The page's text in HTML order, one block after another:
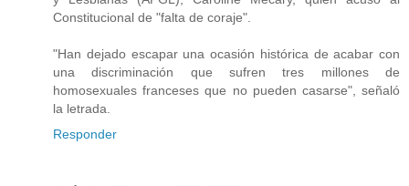
Constitucional de "falta de coraje".
"Han dejado escapar una ocasión histórica de acabar con
una discriminación que sufren tres millones de
homosexuales franceses que no pueden casarse", señaló
la letrada.
Responder